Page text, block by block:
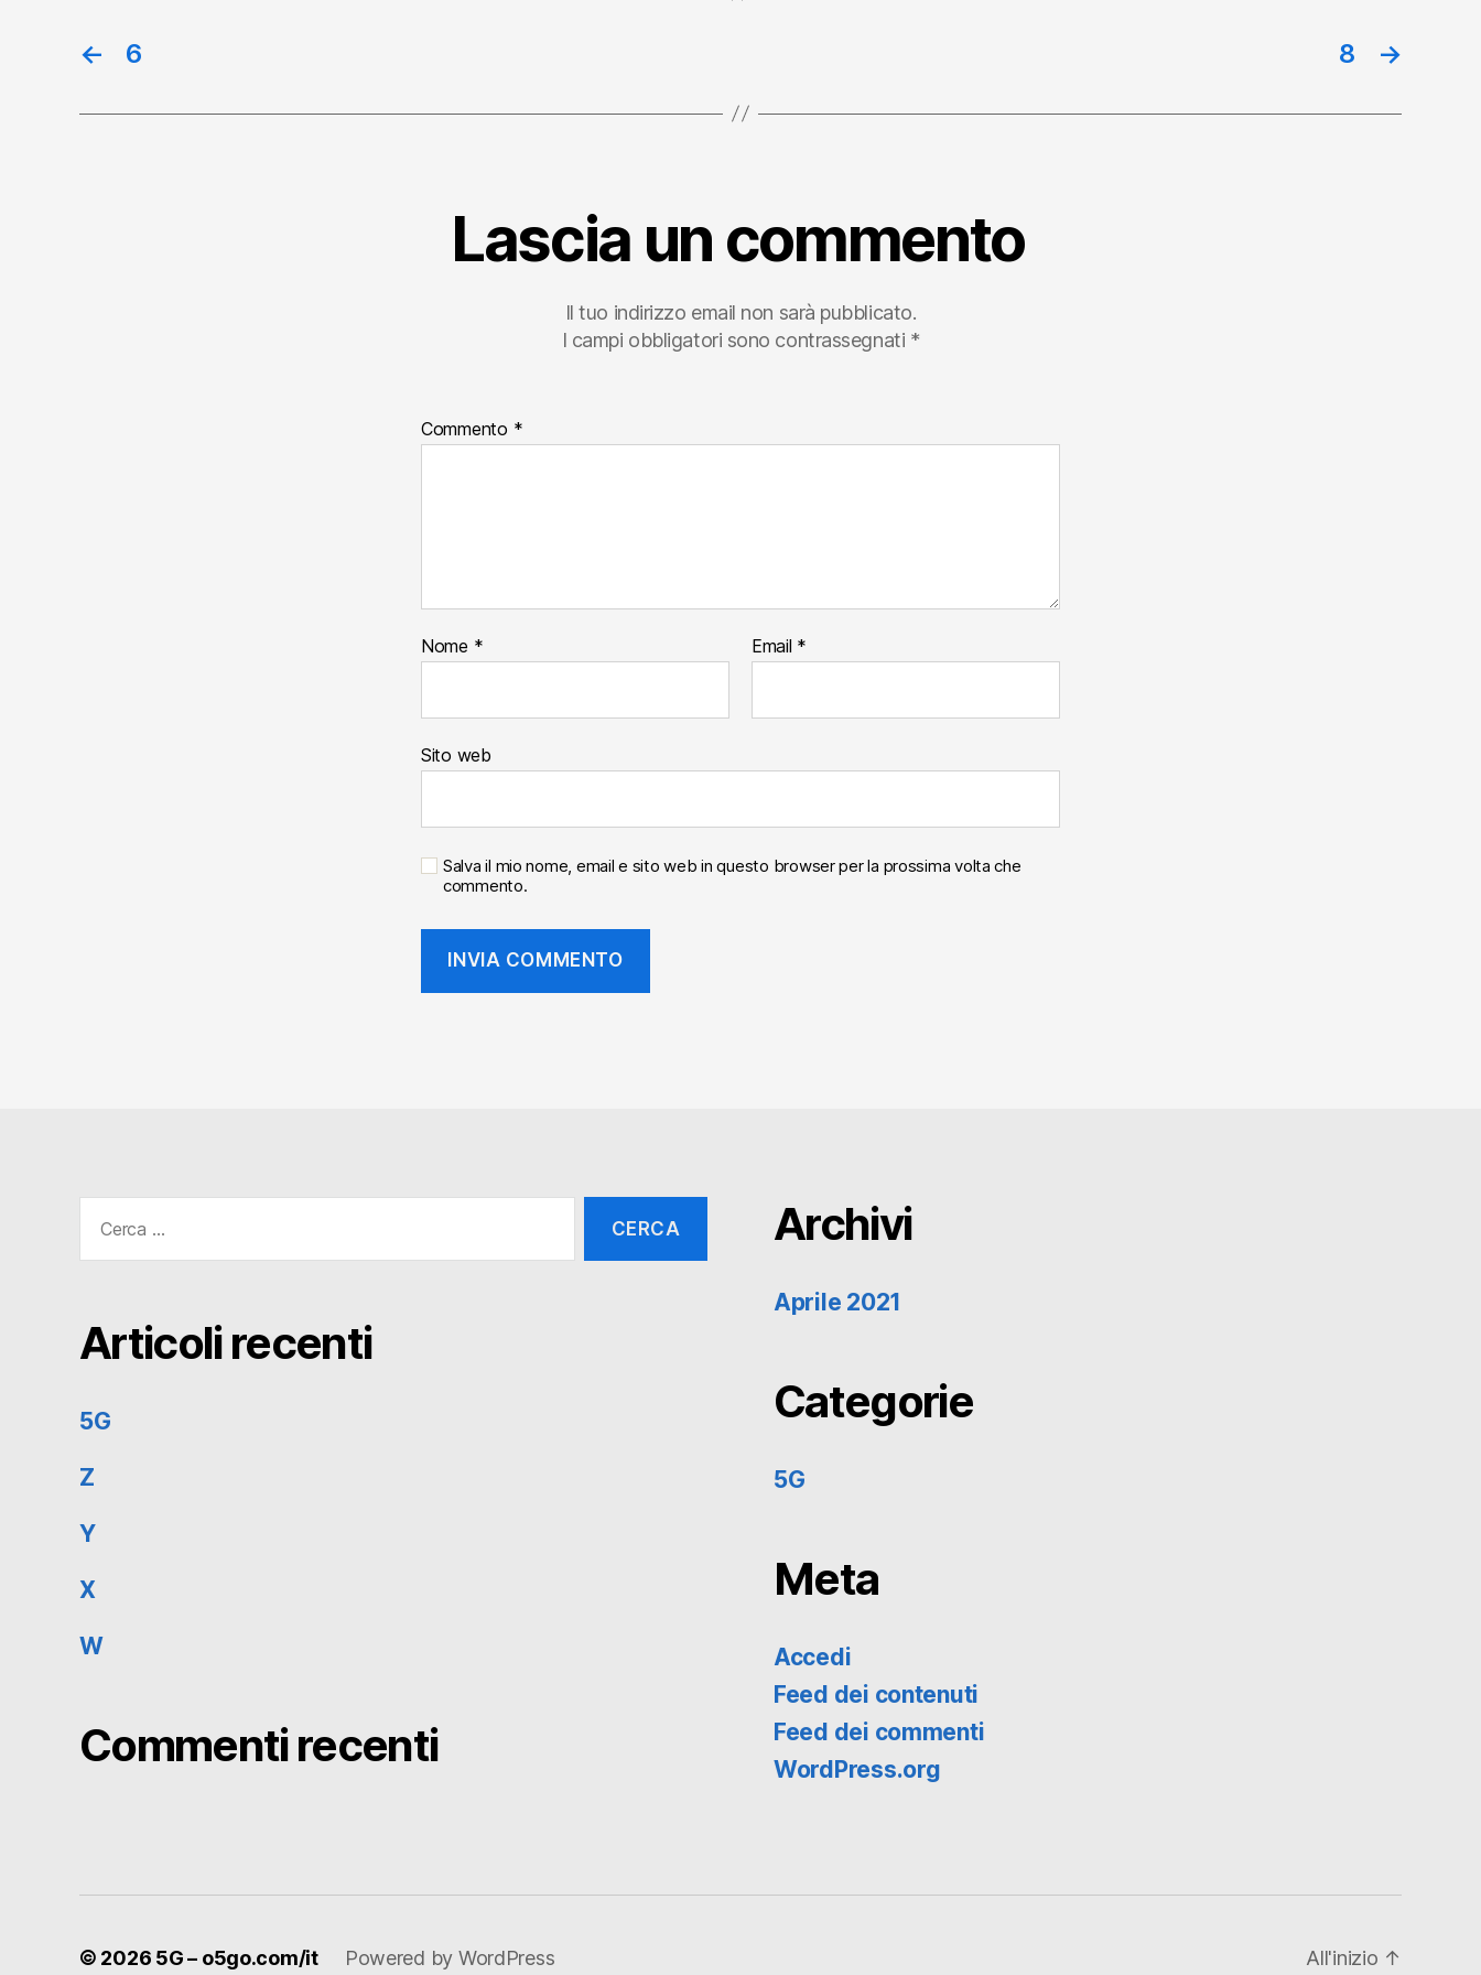
← 6 →
8
Lascia un commento
Il tuo indirizzo email non sarà pubblicato.
I campi obbligatori sono contrassegnati *
Commento *
Nome * Email *
Sito web
Salva il mio nome, email e sito web in questo browser per la prossima volta che
commento.
Articoli recenti
5G
Z
Y
X
W
Commenti recenti
Archivi
Aprile 2021
Categorie
5G
Meta
Accedi
Feed dei contenuti
Feed dei commenti
WordPress.org
© 2026 5G – o5go.com/it Powered by WordPress All'inizio ↑